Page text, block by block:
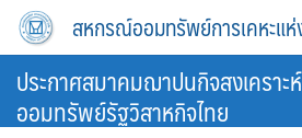
Skip
สหกรณ์ออมทรัพย์การเคหะแห่
ประกาศสมาคมฌาปนกิจสงเครา
ออมทรัพย์รัฐวิสาหกิจไทย